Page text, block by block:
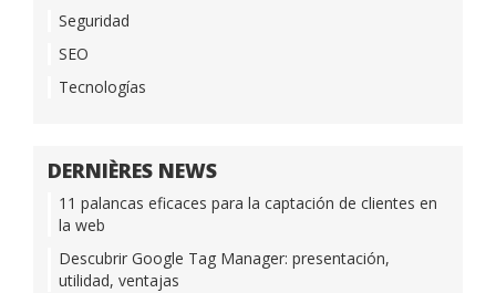
Seguridad
SEO
Tecnologías
DERNIÈRES NEWS
11 palancas eficaces para la captación de clientes en
la web
Descubrir Google Tag Manager: presentación,
utilidad, ventajas